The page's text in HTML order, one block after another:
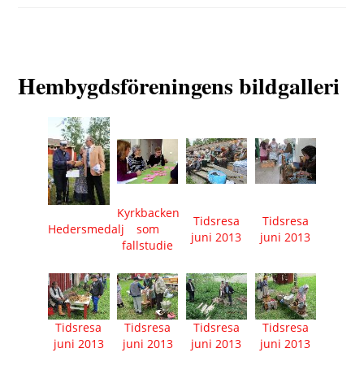
Foto: Ilana Rimón / Föreningen för Kulturarvsfostran i
Finland
Foto: Ilana Rimón / Föreningen för Kulturarvsfostran i
Finland
Foto: Ilana Rimón / Föreningen för Kulturarvsfostran i
Finland
Foto: Ilana Rimón / Föreningen för Kulturarvsfostran i
Finland
Foto: Ilana Rimón / Föreningen för Kulturarvsfostran i
Finland
Foto: Ilana Rimón / Föreningen för Kulturarvsfostran i
Finland
Hembygdsföreningens bildgalleri
Hedersmedalj
Kyrkbacken
som
fallstudie
Tidsresa
juni 2013
Tidsresa
juni 2013
Tidsresa
juni 2013
Tidsresa
juni 2013
Tidsresa
juni 2013
Tidsresa
juni 2013